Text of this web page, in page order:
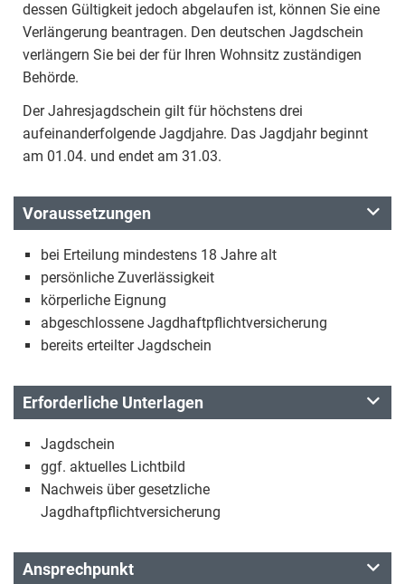
dessen Gültigkeit jedoch abgelaufen ist, können Sie eine
Verlängerung beantragen. Den deutschen Jagdschein
verlängern Sie bei der für Ihren Wohnsitz zuständigen
Behörde.
Der Jahresjagdschein gilt für höchstens drei
aufeinanderfolgende Jagdjahre. Das Jagdjahr beginnt
am 01.04. und endet am 31.03.
Voraussetzungen
bei Erteilung mindestens 18 Jahre alt
persönliche Zuverlässigkeit
körperliche Eignung
abgeschlossene Jagdhaftpflichtversicherung
bereits erteilter Jagdschein
Erforderliche Unterlagen
Jagdschein
ggf. aktuelles Lichtbild
Nachweis über gesetzliche
Jagdhaftpflichtversicherung
Ansprechpunkt